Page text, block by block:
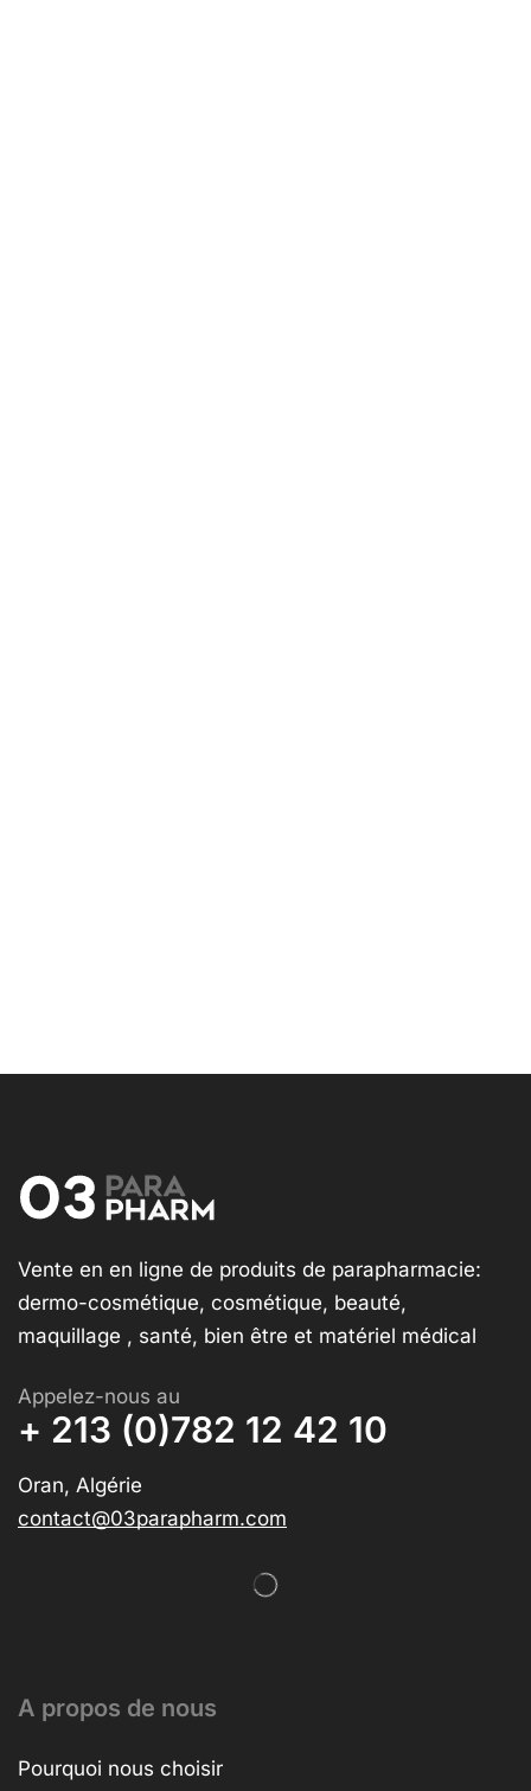
Vente en en ligne de produits de parapharmacie:
dermo-cosmétique, cosmétique, beauté,
maquillage , santé, bien être et matériel médical
Appelez-nous au
+ 213 (0)782 12 42 10
Oran, Algérie
contact@03parapharm.com
A propos de nous
Pourquoi nous choisir